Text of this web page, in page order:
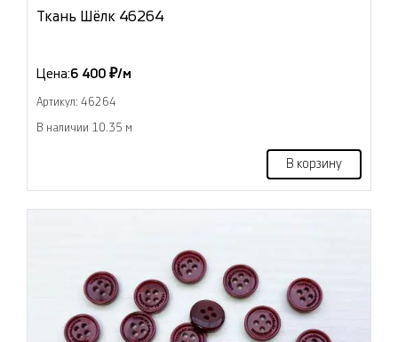
Ткань Шёлк 46264
Цена:6 400 ₽/м
Артикул: 46264
В наличии 10.35 м
В корзину